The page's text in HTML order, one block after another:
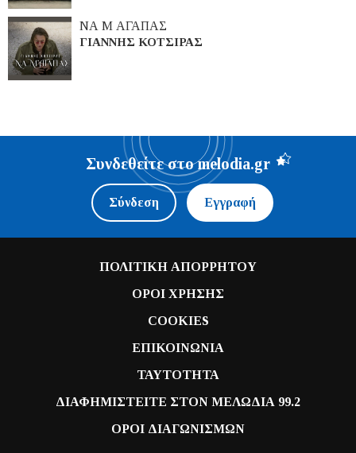
ΝΑ Μ ΑΓΑΠΑΣ
ΓΙΑΝΝΗΣ ΚΟΤΣΙΡΑΣ
Συνδεθείτε στο melodia.gr
Σύνδεση Εγγραφή
ΠΟΛΙΤΙΚΗ ΑΠΟΡΡΗΤΟΥ
ΟΡΟΙ ΧΡΗΣΗΣ
COOKIES
ΕΠΙΚΟΙΝΩΝΙΑ
ΤΑΥΤΟΤΗΤΑ
ΔΙΑΦΗΜΙΣΤΕΙΤΕ ΣΤΟΝ ΜΕΛΩΔΙΑ 99.2
ΟΡΟΙ ΔΙΑΓΩΝΙΣΜΩΝ